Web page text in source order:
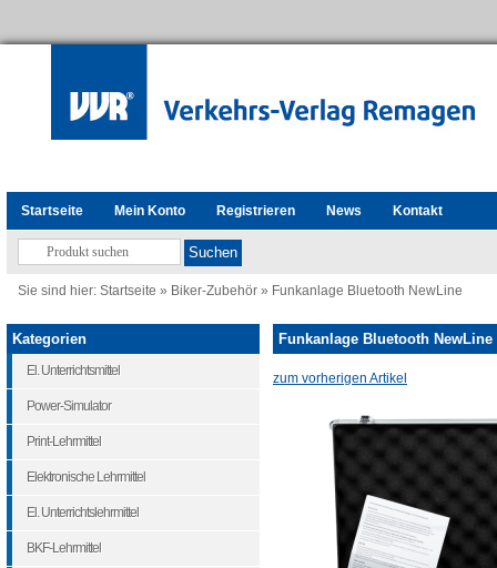
Startseite Mein Konto Registrieren News Kontakt
Sie sind hier: Startseite » Biker-Zubehör » Funkanlage Bluetooth NewLine
Funkanlage Bluetooth NewLine
zum vorherigen Artikel
Kategorien
El. Unterrichtsmittel
Power-Simulator
Print-Lehrmittel
Elektronische Lehrmittel
El. Unterrichtslehrmittel
BKF-Lehrmittel